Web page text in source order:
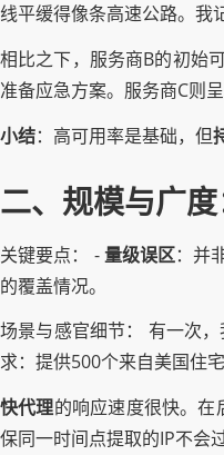
线平缓得像条高速公路。我
相比之下，服务商B的初始
准备应急方案。服务商C则
小结：高可用率是基础，但
二、规模与广
关键要点： -量级误区：并
的覆盖情况。
场景与感官细节： 有一次
求：提供500个来自美国住
快代理的响应速度很快。
保同一时间点提取的IP不会